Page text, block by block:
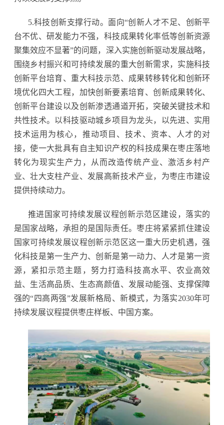
5.科技创新支撑行动。面向“创新人才不足、创新平
台不优、研发能力不强，科技成果转化率低等创新资源
聚集效应不显著”的问题，深入实施创新驱动发展战略，
围绕乡村振兴和可持续发展的重大创新需求，实施科技
创新平台培育、重大科技示范、成果转移转化和创新环
境优化四大工程，加快创新要素培育、创新成果转化、
创新平台建设以及创新渗透通道开拓，突破关键技术和
共性技术。以科技驱动城乡项目为龙头，以先进、实用
技术运用为核心，推动项目、技术、资本、人才的对
接，使一大批具有自主知识产权的科技成果在枣庄落地
转化为现实生产力，从而改造传统产业、激活乡村产
业、壮大支柱产业、发展高新技术产业，为枣庄市建设
提供持续动力。
推进国家可持续发展议程创新示范区建设，落实的
是国家战略，承担的是国际责任。枣庄将紧紧抓住建设
国家可持续发展议程创新示范区这一重大历史机遇，强
化科技是第一生产力、创新是第一动力、人才是第一资
源，紧扣示范主题，努力打造科技高水平、农业高效
益、生活高品质、生态高颜值、发展动能强、支撑保障
强的“四高两强”发展新格局、新模式，为落实2030年可
持续发展议程提供枣庄样板、中国方案。